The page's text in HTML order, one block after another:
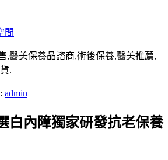
間
,醫美保養品諮商,術後保養,醫美推薦,
.
admin
白內障獨家研發抗老保養